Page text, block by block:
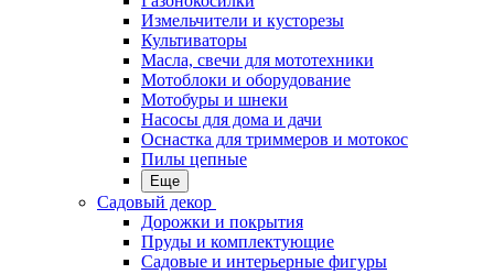
Измельчители и кусторезы
Культиваторы
Масла, свечи для мототехники
Мотоблоки и оборудование
Мотобуры и шнеки
Насосы для дома и дачи
Оснастка для триммеров и мотокос
Пилы цепные
Еще
Садовый декор
Дорожки и покрытия
Пруды и комплектующие
Садовые и интерьерные фигуры